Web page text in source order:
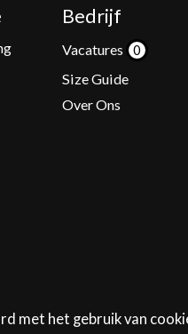
Bedrijf
Vacatures
Size Guide
Over Ons
met het gebruik van